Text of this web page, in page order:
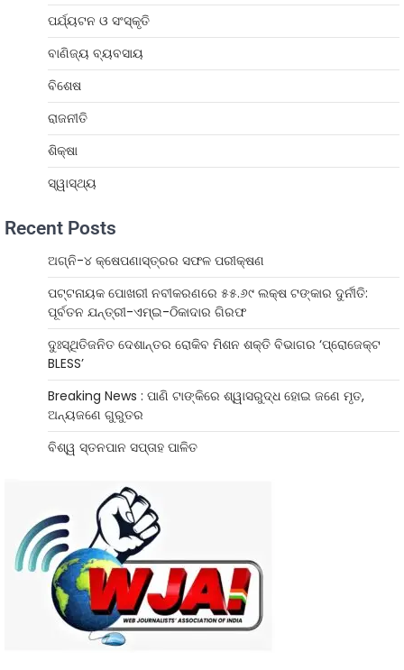
ପର୍ଯ୍ୟଟନ ଓ ସଂସ୍କୃତି
ବାଣିଜ୍ୟ ବ୍ୟବସାୟ
ବିଶେଷ
ରାଜନୀତି
ଶିକ୍ଷା
ସ୍ୱାସ୍ଥ୍ୟ
Recent Posts
ଅଗ୍ନି-୪ କ୍ଷେପଣାସ୍ତ୍ରର ସଫଳ ପରୀକ୍ଷଣ
ପଟ୍ଟନାୟକ ପୋଖରୀ ନବୀକରଣରେ ୫୫.୬୯ ଲକ୍ଷ ଟଙ୍କାର ଦୁର୍ନୀତି:
ପୂର୍ବତନ ଯନ୍ତ୍ରୀ-ଏମ୍‌ଇ-ଠିକାଦାର ଗିରଫ
ଦୁଃସ୍ଥିତିଜନିତ ଦେଶାନ୍ତର ରୋକିବ ମିଶନ ଶକ୍ତି ବିଭାଗର ‘ପ୍ରୋଜେକ୍ଟ
BLESS’
Breaking News : ପାଣି ଟାଙ୍କିରେ ଶ୍ୱାସରୁଦ୍ଧ ହୋଇ ଜଣେ ମୃତ,
ଅନ୍ୟଜଣେ ଗୁରୁତର
ବିଶ୍ୱ ସ୍ତନପାନ ସପ୍ତାହ ପାଳିତ